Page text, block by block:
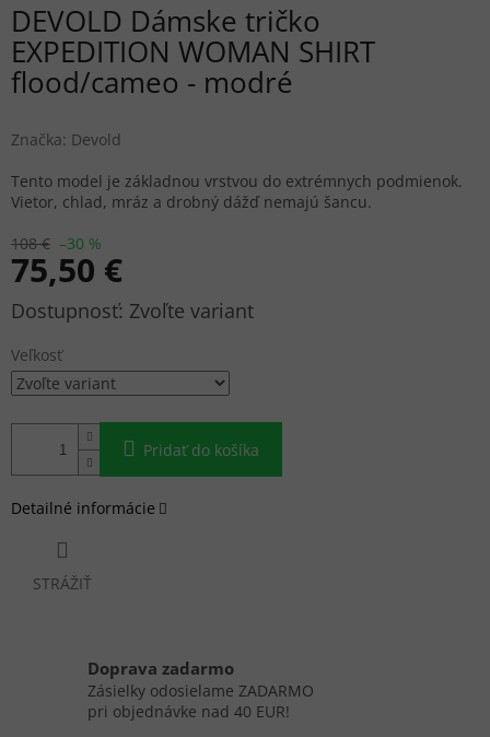
DEVOLD Dámske tričko
EXPEDITION WOMAN SHIRT
flood/cameo - modré
Značka: Devold
108 € –30 %
75,50 €
Jednotková
Zvoľte variant
Veľkosť
Pridať do košíka
Tento model je základnou vrstvou do extrémnych podmienok.
Vietor, chlad, mráz a drobný dážď nemajú šancu.
Detailné informácie
STRÁŽIŤ
Doprava zadarmo
Zásielky odosielame ZADARMO
pri objednávke nad 40 EUR!